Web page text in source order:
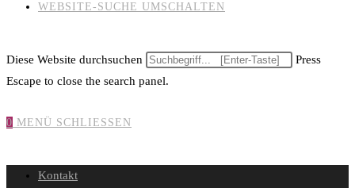
WEBSITE-SUCHE UMSCHALTEN
Diese Website durchsuchen
Press
Escape to close the search panel.
0 MENÜ SCHLIESSEN
Kontakt